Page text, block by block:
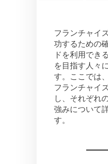
フランチャイ
功するための
ドを利用でき
を目指す人々
す。ここでは
フランチャイ
し、それぞれ
強みについて
す。